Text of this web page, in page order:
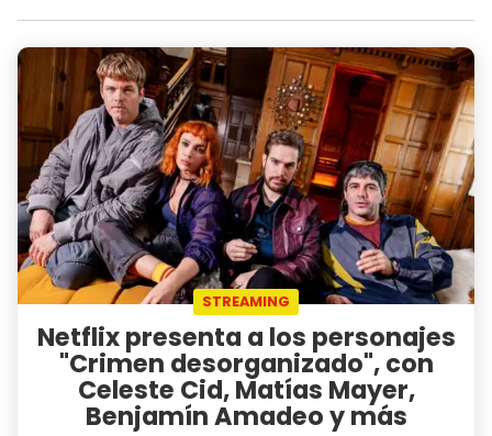
STREAMING
Netflix presenta a los personajes
"Crimen desorganizado", con
Celeste Cid, Matías Mayer,
Benjamín Amadeo y más